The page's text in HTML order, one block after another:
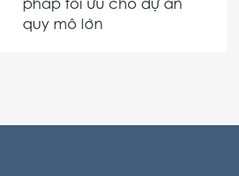
pháp tối ưu cho dự án
quy mô lớn